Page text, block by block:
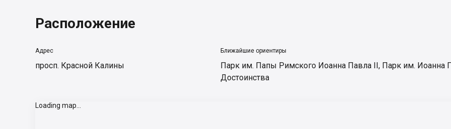
Расположение
Адрес
просп. Красной Калины
Ближайшие ориентиры
Парк им. Папы Римского Иоанна Павла ІІ, Парк им. Иоанна
Достоинства
Loading map...